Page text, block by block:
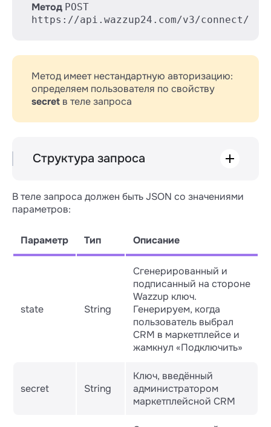
Метод POST
https://api.wazzup24.com/v3/connect/
Метод имеет нестандартную авторизацию:
определяем пользователя по свойству
secret в теле запроса
Структура запроса
POST /v3/connect/
├── state
В теле запроса должен быть JSON со значениями
параметров:
Параметр Тип Описание
state String
Сгенерированный и
подписанный на стороне
Wazzup ключ.
Генерируем, когда
пользователь выбрал
CRM в маркетплейсе и
жамкнул «Подключить»
secret String
Ключ, введённый
администратором
маркетплейсной CRM